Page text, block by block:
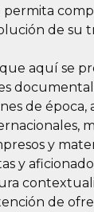
permita
de su
aquí se
de época,
y
y
de